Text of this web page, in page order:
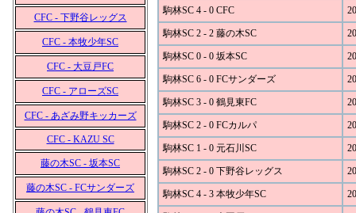
CFC - 下野谷レッグス
CFC - 本牧少年SC
CFC - 大豆戸FC
CFC - アローズSC
CFC - あざみ野キッカーズ
CFC - KAZU SC
藤の木SC - 坂本SC
藤の木SC - FCサンダーズ
駒林SC 4 - 0 CFC
駒林SC 2 - 2 藤の木SC
駒林SC 0 - 0 坂本SC
駒林SC 6 - 0 FCサンダーズ
駒林SC 3 - 0 鶴見東FC
駒林SC 2 - 0 FCカルパ
駒林SC 1 - 0 元石川SC
駒林SC 2 - 0 下野谷レッグス
駒林SC 4 - 3 本牧少年SC